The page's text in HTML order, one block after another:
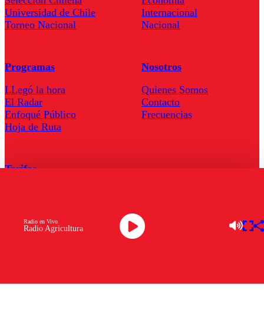
Radio Agricultura
Radio en Vivo
Universidad de Chile
Torneo Nacional
Internacional
Nacional
Programas
LLegó la hora
El Radar
Enfoqué Público
Hoja de Ruta
Nosotros
Quienes Somos
Contacto
Frecuencias
Tarifas
Descarga la APP